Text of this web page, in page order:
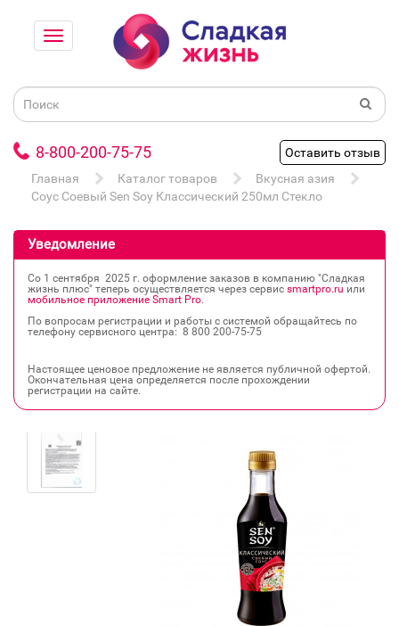
8-800-200-75-75
Оставить отзыв
Главная
Каталог товаров
Вкусная азия
Соус Соевый Sen Soy Классический 250мл Стекло
Уведомление
Со 1 сентября 2025 г. оформление заказов в компанию "Сладкая
жизнь плюс" теперь осуществляется через сервис smartpro.ru или
мобильное приложение Smart Pro.
По вопросам регистрации и работы с системой обращайтесь по
телефону сервисного центра: 8 800 200‐75‐75
Настоящее ценовое предложение не является публичной офертой.
Окончательная цена определяется после прохождении
регистрации на сайте.